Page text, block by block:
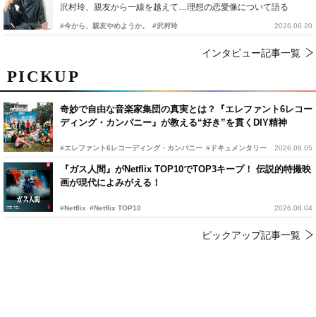
PICKUP
奇妙で自由な音楽家集団の真実とは？『エレファント6レコー
ディング・カンパニー』が教える“好き”を貫くDIY精神
#エレファント6レコーディング・カンパニー #ドキュメンタリー 2026.08.05
『ガス人間』がNetflix TOP10でTOP3キープ！ 伝説的特撮映
画が現代によみがえる！
#Netflix #Netflix TOP10 2026.08.04
ピックアップ記事一覧
沢村玲、親友から一線を越えて…理想の恋愛像について語る
#今から、親友やめようか。 #沢村玲 2026.06.20
インタビュー記事一覧